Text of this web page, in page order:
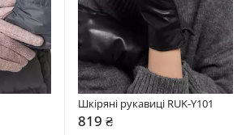
Шкіряні рукавиці RUK-Y101
819 ₴